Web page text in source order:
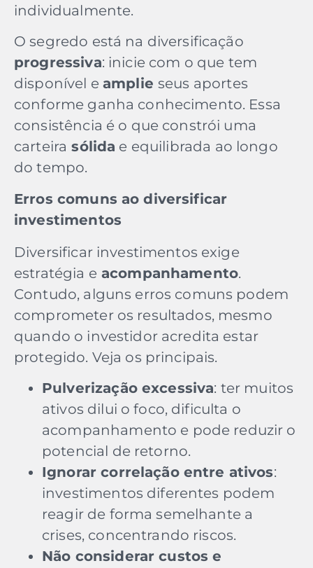
individualmente.
O segredo está na diversificação
progressiva: inicie com o que tem
disponível e amplieseus aportes
conforme ganha conhecimento. Essa
consistência é o que constrói uma
carteira sólida e equilibrada ao longo
do tempo.
Erros comuns ao diversificar
investimentos
Diversificar investimentos exige
estratégia e acompanhamento.
Contudo, alguns erros comuns podem
comprometer os resultados, mesmo
quando o investidor acredita estar
protegido. Veja os principais.
Pulverização excessiva: ter muitos
ativos dilui o foco, dificulta o
acompanhamento e pode reduzir o
potencial de retorno.
Ignorar correlação entre ativos:
investimentos diferentes podem
reagir de forma semelhante a
crises, concentrando riscos.
Não considerar custos e